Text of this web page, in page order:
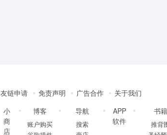
友链申请 免责声明 广告合作
关于我们
小
商
店
博客
账户购买
导航
搜索
APP
软件
书籍
推背